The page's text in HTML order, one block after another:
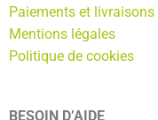
Paiements et livraisons
Mentions légales
Politique de cookies
BESOIN D’AIDE